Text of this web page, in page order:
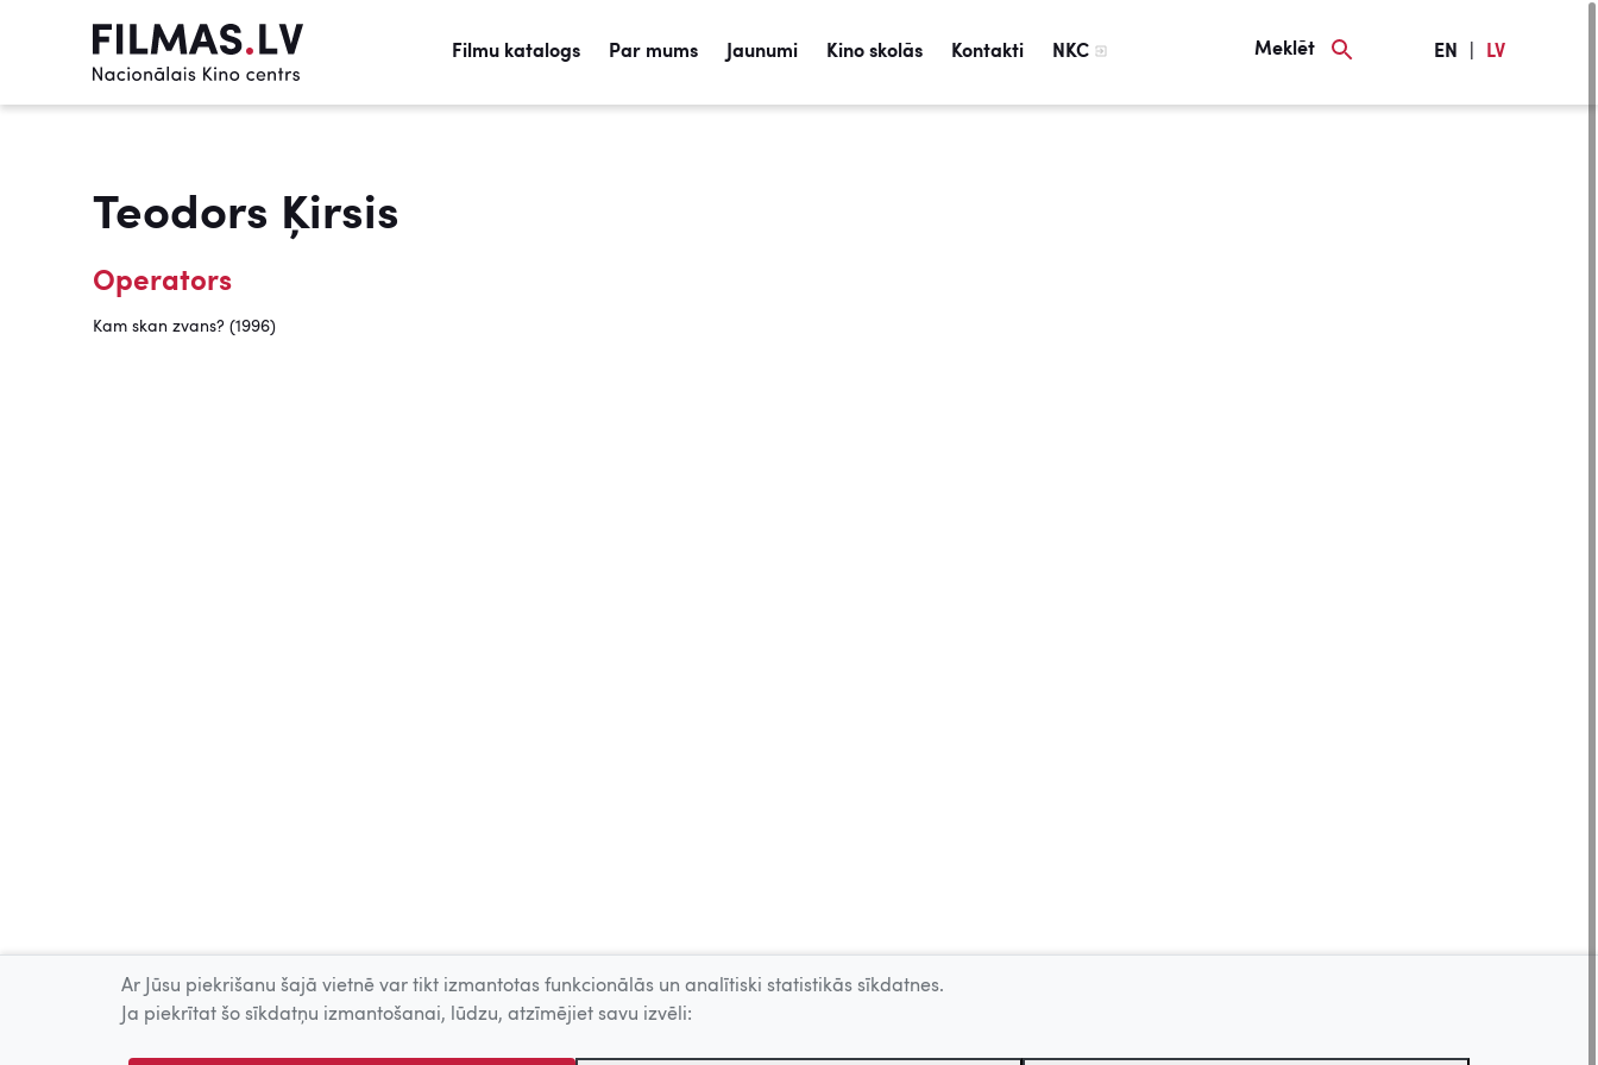
Filmu katalogs Par mums Jaunumi Kino skolās Kontakti NKC Meklēt EN LV
Teodors Ķirsis
Operators
Kam skan zvans? (1996)
Ar Jūsu piekrišanu šajā vietnē var tikt izmantotas funkcionālās un analītiski statistikās sīkdatnes.
Ja piekrītat šo sīkdatņu izmantošanai, lūdzu, atzīmējiet savu izvēli: